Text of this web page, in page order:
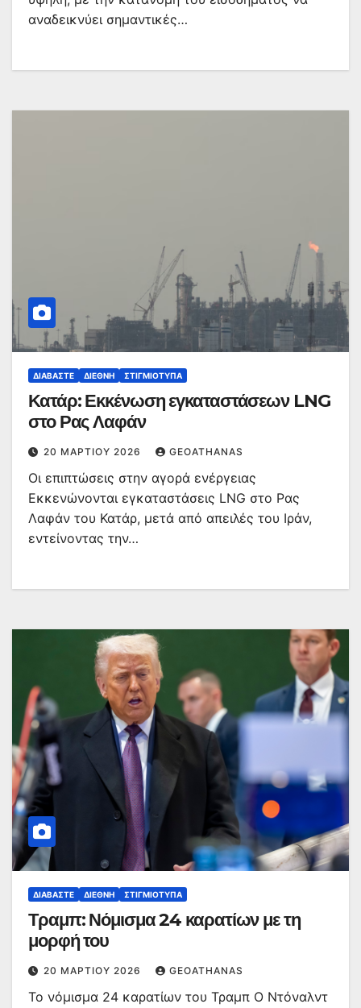
αναδεικνύει σημαντικές…
ΔΙΑΒΆΣΤΕ ΔΙΕΘΝΉ ΣΤΙΓΜΙΌΤΥΠΑ
Κατάρ: Εκκένωση εγκαταστάσεων LNG
στο Ρας Λαφάν
20 ΜΑΡΤΊΟΥ 2026 GEOATHANAS
Οι επιπτώσεις στην αγορά ενέργειας
Εκκενώνονται εγκαταστάσεις LNG στο Ρας
Λαφάν του Κατάρ, μετά από απειλές του Ιράν,
εντείνοντας την…
ΔΙΑΒΆΣΤΕ ΔΙΕΘΝΉ ΣΤΙΓΜΙΌΤΥΠΑ
Τραμπ: Νόμισμα 24 καρατίων με τη
μορφή του
20 ΜΑΡΤΊΟΥ 2026 GEOATHANAS
Το νόμισμα 24 καρατίων του Τραμπ Ο Ντόναλντ